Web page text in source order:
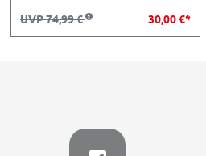
UVP 74,99 € 30,00 €*